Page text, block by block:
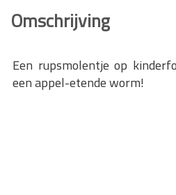
Omschrijving
Een rupsmolentje op
een appel-etende worm!